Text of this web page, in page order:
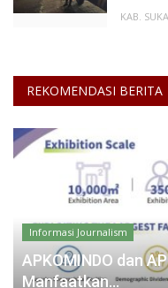
KAB.
REKOMENDASI BERITA
Informasi Journalism
APKOMINDO dan
Manfaatkan...